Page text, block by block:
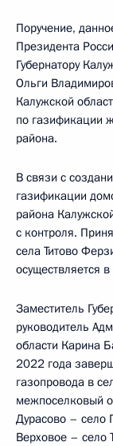
Поручение,
Президента
Губернатору
Ольги
Калужской
по газификации
района.
В связи с
газификации
района
с контроля.
села Титово
осуществляется
Заместитель
руководитель
области Карина
2022 года
газопровода в
межпоселковый
Дурасово – село
Верховое – село